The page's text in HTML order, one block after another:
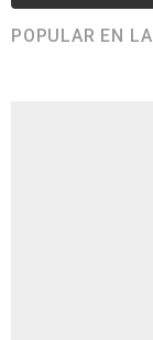
POPULAR EN